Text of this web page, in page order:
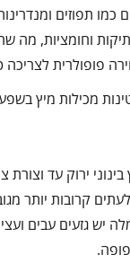
כמו תפוזים
וחומציות, מה
פופולרית לצריכה
מכילות מיץ
ירוק עד
יש גזעים עבים